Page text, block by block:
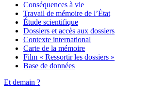
Conséquences à vie
Travail de mémoire de l’État
Étude scientifique
Dossiers et accès aux dossiers
Contexte international
Carte de la mémoire
Film « Ressortir les dossiers »
Base de données
Et demain ?